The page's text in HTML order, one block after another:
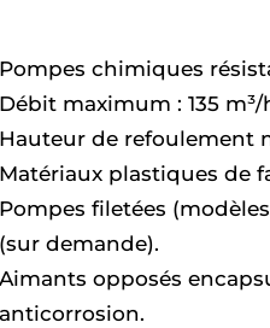
Pompes chimiques
Débit maximum : 135 m³/
Hauteur de refoulement
Matériaux plastiques de
Pompes filetées
(sur demande).
Aimants opposés
anticorrosion.